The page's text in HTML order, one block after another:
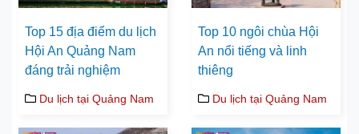
Top 15 địa điểm du lịch
Hội An Quảng Nam
đáng trải nghiệm
Du lịch tại Quảng Nam
Top 10 ngôi chùa Hội
An nổi tiếng và linh
thiêng
Du lịch tại Quảng Nam